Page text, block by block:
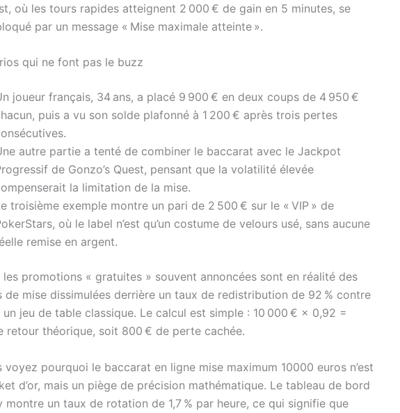
où les tours rapides atteignent 2 000 € de gain en 5 minutes, se
par un message « Mise maximale atteinte ».
qui ne font pas le buzz
joueur français, 34 ans, a placé 9 900 € en deux coups de 4 950 €
puis a vu son solde plafonné à 1 200 € après trois pertes
autre partie a tenté de combiner le baccarat avec le Jackpot
de Gonzo’s Quest, pensant que la volatilité élevée
la limitation de la mise.
troisième exemple montre un pari de 2 500 € sur le « VIP » de
où le label n’est qu’un costume de velours usé, sans aucune
remise en argent.
les promotions « gratuites » souvent annoncées sont en réalité des
de mise dissimulées derrière un taux de redistribution de 92 % contre
un jeu de table classique. Le calcul est simple : 10 000 € × 0,92 =
retour théorique, soit 800 € de perte cachée.
voyez pourquoi le baccarat en ligne mise maximum 10000 euros n’est
d’or, mais un piège de précision mathématique. Le tableau de bord
montre un taux de rotation de 1,7 % par heure, ce qui signifie que